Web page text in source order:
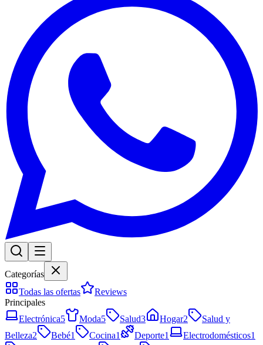
Categorías
Todas las ofertas
Reviews
Principales
Electrónica5 Moda5 Salud3 Hogar2
Salud y
Belleza2 Bebé1 Cocina1 Deporte1 Electrodomésticos1